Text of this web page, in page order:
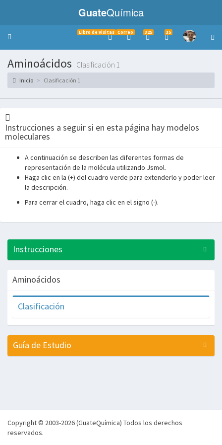
GuateQuímica
Libro de Visitas Correo 325 35
Aminoácidos Clasificación 1
Inicio Clasificación 1
Instrucciones a seguir si en esta página hay modelos
moleculares
A continuación se describen las diferentes formas de
representación de la molécula utilizando Jsmol.
Haga clic en la (+) del cuadro verde para extenderlo y poder leer
la descripción.
Para cerrar el cuadro, haga clic en el signo (-).
Instrucciones
Aminoácidos
Clasificación
Guía de Estudio
Copyright © 2003-2026 (GuateQuímica) Todos los derechos
reservados.